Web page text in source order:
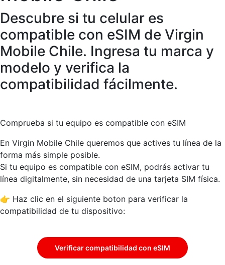
Descubre si tu celular es
compatible con eSIM de Virgin
Mobile Chile. Ingresa tu marca y
modelo y verifica la
compatibilidad fácilmente.
Comprueba si tu equipo es compatible con eSIM
En Virgin Mobile Chile queremos que actives tu línea de la
forma más simple posible.
Si tu equipo es compatible con eSIM, podrás activar tu
línea digitalmente, sin necesidad de una tarjeta SIM física.
👉 Haz clic en el siguiente boton para verificar la
compatibilidad de tu dispositivo:
Verificar compatibilidad con eSIM